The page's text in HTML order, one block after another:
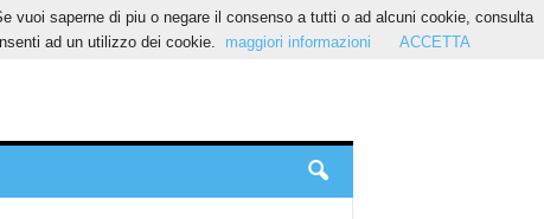
saperne di piu o negare il consenso a tutti o ad alcuni cookie, consulta
ad un utilizzo dei cookie.
maggiori informazioni ACCETTA